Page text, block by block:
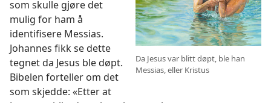
Da Jesus var blitt døpt, ble han
Messias, eller Kristus
som skulle gjøre det
mulig for ham å
identifisere Messias.
Johannes fikk se dette
tegnet da Jesus ble døpt.
Bibelen forteller om det
som skjedde: «Etter at